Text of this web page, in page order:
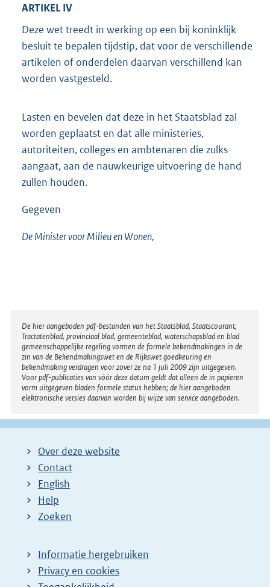
ARTIKEL IV
Deze wet treedt in werking op een bij koninklijk
besluit te bepalen tijdstip, dat voor de verschillende
artikelen of onderdelen daarvan verschillend kan
worden vastgesteld.
Lasten en bevelen dat deze in het Staatsblad zal
worden geplaatst en dat alle ministeries,
autoriteiten, colleges en ambtenaren die zulks
aangaat, aan de nauwkeurige uitvoering de hand
zullen houden.
Gegeven
De Minister voor Milieu en Wonen,
Disclaimer
De hier aangeboden pdf-bestanden van het Staatsblad, Staatscourant,
Tractatenblad, provinciaal blad, gemeenteblad, waterschapsblad en blad
gemeenschappelijke regeling vormen de formele bekendmakingen in de
zin van de Bekendmakingswet en de Rijkswet goedkeuring en
bekendmaking verdragen voor zover ze na 1 juli 2009 zijn uitgegeven.
Voor pdf-publicaties van vóór deze datum geldt dat alleen de in papieren
vorm uitgegeven bladen formele status hebben; de hier aangeboden
elektronische versies daarvan worden bij wijze van service aangeboden.
Over deze website
Contact
English
Help
Zoeken
Informatie hergebruiken
Privacy en cookies